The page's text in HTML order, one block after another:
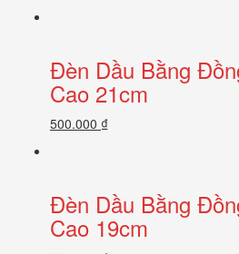
Đèn Dầu Bằng
Cao 21cm
500.000 ₫
Đèn Dầu Bằng
Cao 19cm